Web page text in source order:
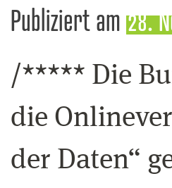
Publiziert am 28.
/***** Die
die
der Daten“